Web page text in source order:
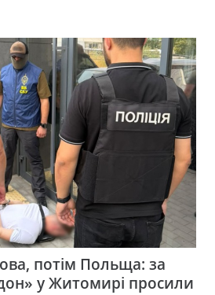
потім Польща: за
у Житомирі просили